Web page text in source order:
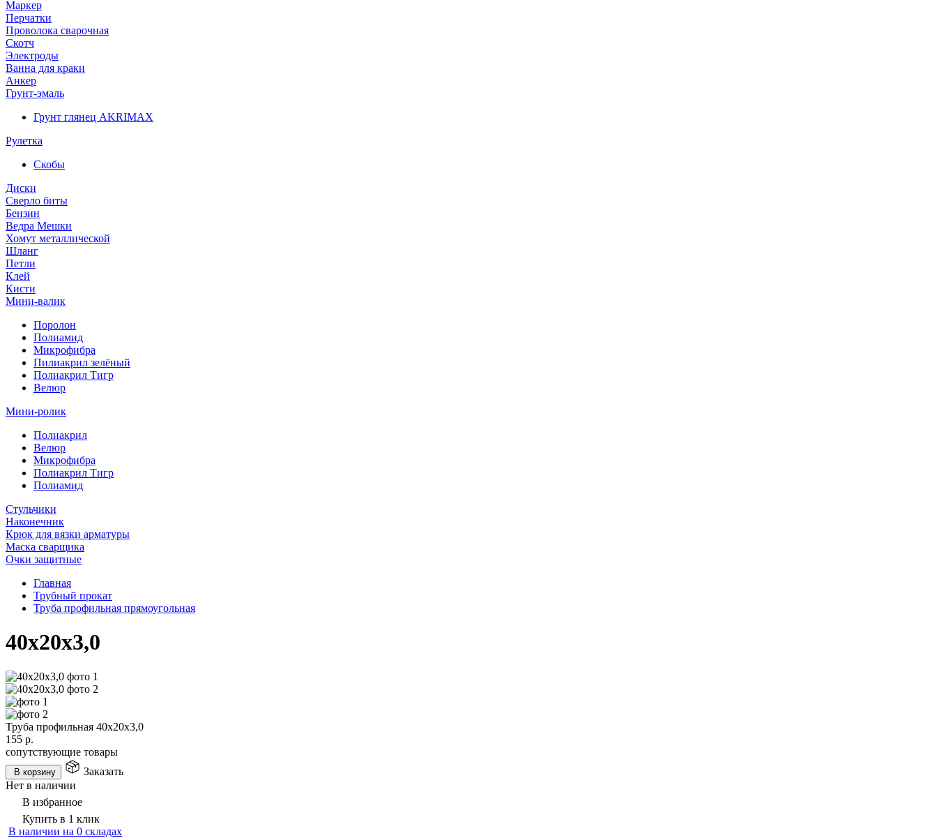
Маркер
Перчатки
Проволока сварочная
Скотч
Электроды
Ванна для краки
Анкер
Грунт-эмаль
Грунт глянец AKRIMAX
Рулетка
Скобы
Диски
Сверло биты
Бензин
Ведра Мешки
Хомут металлической
Шланг
Петли
Клей
Кисти
Мини-валик
Поролон
Полиамид
Микрофибра
Пилиакрил зелёный
Полиакрил Тигр
Велюр
Мини-ролик
Полиакрил
Велюр
Микрофибра
Полиакрил Тигр
Полиамид
Стульчики
Наконечник
Крюк для вязки арматуры
Маска сварщика
Очки защитные
Главная
Трубный прокат
Труба профильная прямоугольная
40х20х3,0
Труба профильная 40х20х3,0
155 р.
сопутствующие товары
В корзину
Заказать
Нет в наличии
В избранное
Купить в 1 клик
В наличии на 0 складах